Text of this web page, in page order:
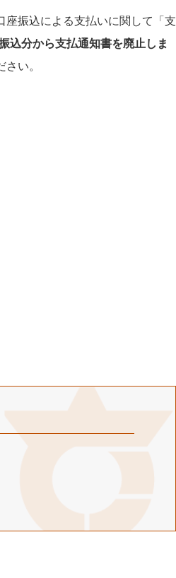
振込による支払いに関して「支
込分から支払通知書を廃止しま
い。